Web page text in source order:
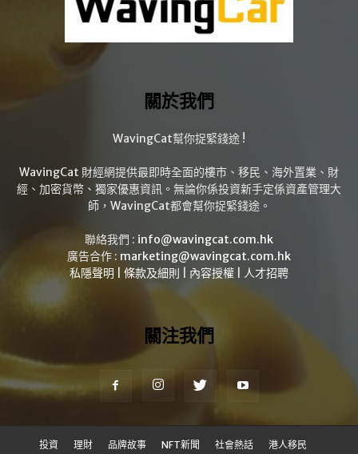
關於我們
WavingCat幫你捉緊錢途 !
WavingCat 財經網提供最即時全面的樓市、移民、海外置業、財
經、加密貨幣、獨家優惠資訊。無論你係投資新手定係資產管理大
師，WavingCat都會幫你捉緊錢途。
聯絡我們 : info@wavingcat.com.hk
廣告合作 : marketing@wavingcat.com.hk
私隱聲明
條款及細則 內容授權 人才招聘
關注我們
投資 理財 品牌故事 NFT新聞 社會熱話 港人移民